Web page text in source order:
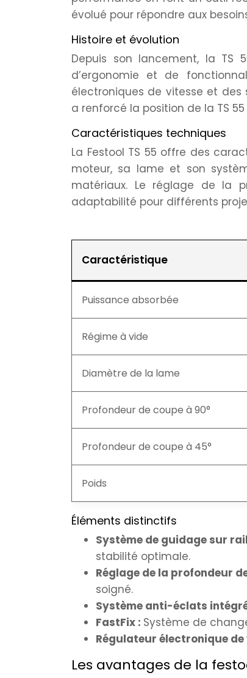
évolué pour répondre aux
Histoire et évolution
Depuis son lancement, la TS
d’ergonomie et de
électroniques de vitesse et des
a renforcé la position de la TS
Caractéristiques techniques
La Festool TS 55 offre des
moteur, sa lame et son
matériaux. Le réglage de la
adaptabilité pour différents
Caractéristique
Puissance absorbée
Régime à vide
Diamètre de la lame
Profondeur de coupe à 90°
Profondeur de coupe à 45°
Poids
Éléments distinctifs
Système de guidage sur
stabilité optimale.
Réglage de la profondeur
soigné.
Système anti-éclats
FastFix : Système de
Régulateur électronique de
Les avantages de la